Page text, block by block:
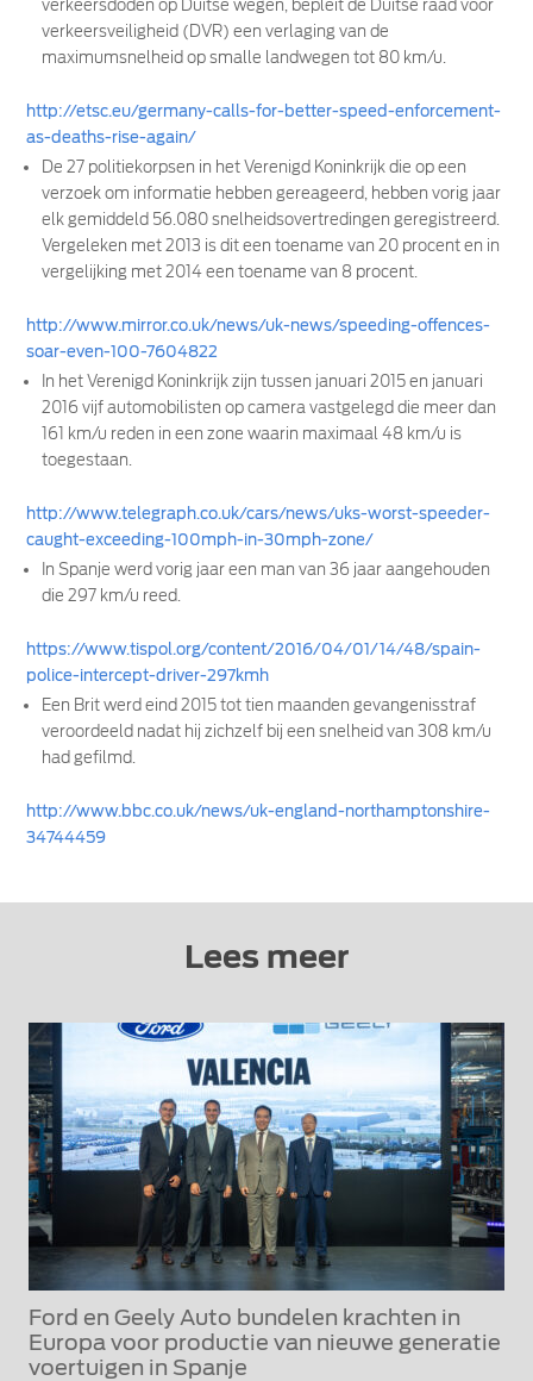
verkeersdoden op Duitse wegen, bepleit de Duitse raad voor
verkeersveiligheid (DVR) een verlaging van de
maximumsnelheid op smalle landwegen tot 80 km/u.
http://etsc.eu/germany-calls-for-better-speed-enforcement-
as-deaths-rise-again/
De 27 politiekorpsen in het Verenigd Koninkrijk die op een
verzoek om informatie hebben gereageerd, hebben vorig jaar
elk gemiddeld 56.080 snelheidsovertredingen geregistreerd.
Vergeleken met 2013 is dit een toename van 20 procent en in
vergelijking met 2014 een toename van 8 procent.
http://www.mirror.co.uk/news/uk-news/speeding-offences-
soar-even-100-7604822
In het Verenigd Koninkrijk zijn tussen januari 2015 en januari
2016 vijf automobilisten op camera vastgelegd die meer dan
161 km/u reden in een zone waarin maximaal 48 km/u is
toegestaan.
http://www.telegraph.co.uk/cars/news/uks-worst-speeder-
caught-exceeding-100mph-in-30mph-zone/
In Spanje werd vorig jaar een man van 36 jaar aangehouden
die 297 km/u reed.
https://www.tispol.org/content/2016/04/01/14/48/spain-
police-intercept-driver-297kmh
Een Brit werd eind 2015 tot tien maanden gevangenisstraf
veroordeeld nadat hij zichzelf bij een snelheid van 308 km/u
had gefilmd.
http://www.bbc.co.uk/news/uk-england-northamptonshire-
34744459
Lees meer
Ford en Geely Auto bundelen krachten in
Europa voor productie van nieuwe generatie
voertuigen in Spanje